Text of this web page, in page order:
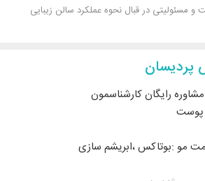
پردیسان
رایگان کارشناسمون
پوست
مو :بوتاکس ،ابریشم سازی
و مسئولیتی در قبال نحوه عملکرد سالن زیبایی